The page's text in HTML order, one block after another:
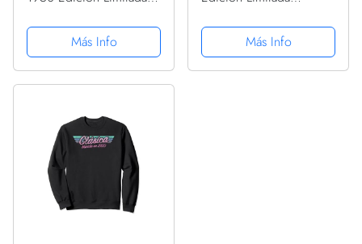
con Capucha
Más Info
Más Info